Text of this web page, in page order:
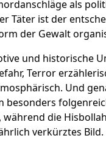
als
Täter ist der
der Gewalt
und historische
Terror
Und
besonders
während die
verkürztes Bild.